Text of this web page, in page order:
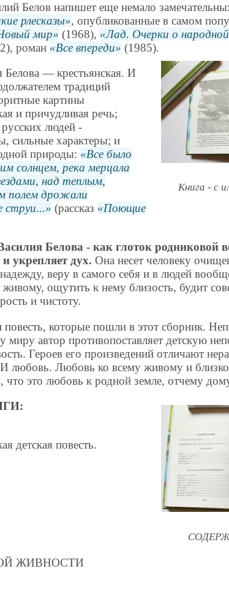
Белов напишет еще немало
рлесказы , опубликованные в самом
мир (1968),
Лад. Очерки о
роман Все впереди (1985).
Книга - с
— крестьянская. И
традиций
картины
и причудливая речь;
людей -
сильные характеры; и
природы:
Все было
солнцем, река мерцала
над теплым,
полем дрожали
струи...
(рассказ
Поющие
Белова - как глоток родниковой
укрепляет дух. Она несет человеку
веру в самого себя и в людей
ощутить к нему близость, будит
и чистоту.
повесть, которые пошли в этот сборник.
миру автор противопоставляет детскую
Героев его произведений отличают
И любовь. Любовь ко всему живому и
что это любовь к родной земле, отчему
повесть.
ЖИВНОСТИ